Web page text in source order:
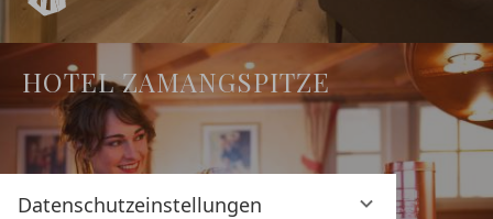
Datenschutzeinstellungen
HOTEL ZAMANGSPITZE